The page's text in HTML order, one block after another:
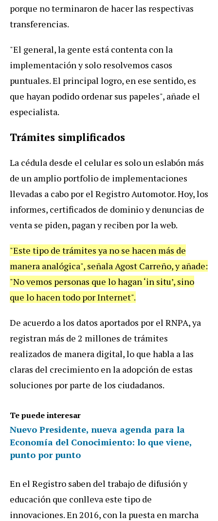
porque no terminaron de hacer las respectivas
transferencias.
"El general, la gente está contenta con la
implementación y solo resolvemos casos
puntuales. El principal logro, en ese sentido, es
que hayan podido ordenar sus papeles", añade el
especialista.
Trámites simplificados
La cédula desde el celular es solo un eslabón más
de un amplio portfolio de implementaciones
llevadas a cabo por el Registro Automotor. Hoy, los
informes, certificados de dominio y denuncias de
venta se piden, pagan y reciben por la web.
"Este tipo de trámites ya no se hacen más de
manera analógica", señala Agost Carreño, y añade:
"No vemos personas que lo hagan ‘in situ’, sino
que lo hacen todo por Internet".
De acuerdo a los datos aportados por el RNPA, ya
registran más de 2 millones de trámites
realizados de manera digital, lo que habla a las
claras del crecimiento en la adopción de estas
soluciones por parte de los ciudadanos.
Te puede interesar
Nuevo Presidente, nueva agenda para la
Economía del Conocimiento: lo que viene,
punto por punto
En el Registro saben del trabajo de difusión y
educación que conlleva este tipo de
innovaciones. En 2016, con la puesta en marcha